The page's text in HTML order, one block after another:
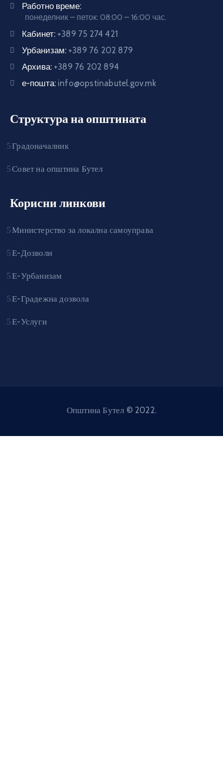
Работно време:
понеделник – петок: 08:00 – 16:00 час.
Кабинет: +389 75 274 421
Урбанизам: +389 76 202 879
Архива: +389 76 202 894
е-пошта: info@opstinabutel.gov.mk
Структура на општината
Градоначалник
Совет на општина Бутел
Корисни линкови
Министерство за локална самоуправа
Е-Дозволи
Е-Урбанизам
Е-Градежна дозвола
Е-Услуги
Општина Бутел © 2022.